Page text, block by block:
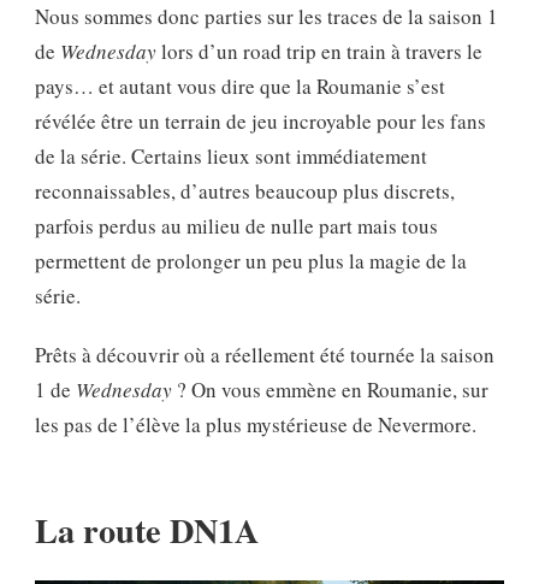
Nous sommes donc parties sur les traces de la saison 1
de Wednesdaylors d’un road trip en train à travers le
pays… et autant vous dire que la Roumanie s’est
révélée être un terrain de jeu incroyable pour les fans
de la série. Certains lieux sont immédiatement
reconnaissables, d’autres beaucoup plus discrets,
parfois perdus au milieu de nulle part mais tous
permettent de prolonger un peu plus la magie de la
série.
Prêts à découvrir où a réellement été tournée la saison
1 de Wednesday ? On vous emmène en Roumanie, sur
les pas de l’élève la plus mystérieuse de Nevermore.
La route DN1A